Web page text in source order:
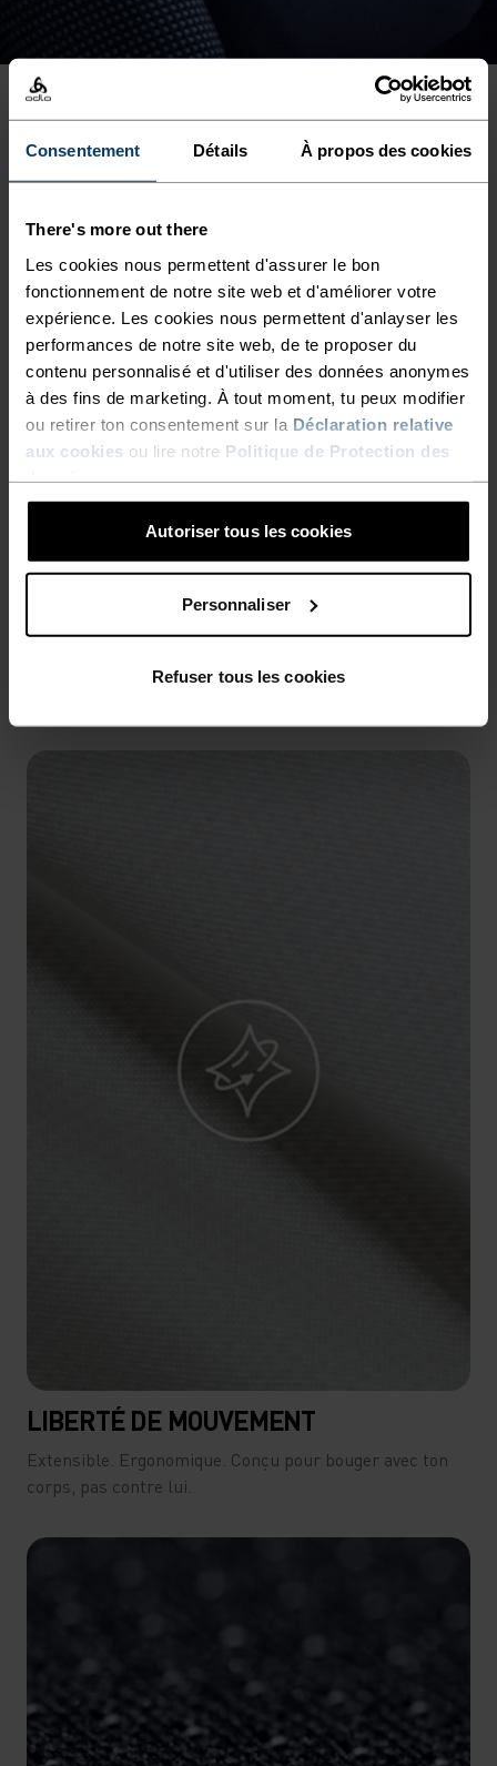
Consentement Détails À propos des cookies
There's more out there
Les cookies nous permettent d'assurer le bon
fonctionnement de notre site web et d'améliorer votre
expérience. Les cookies nous permettent d'anlayser les
performances de notre site web, de te proposer du
contenu personnalisé et d'utiliser des données anonymes
à des fins de marketing. À tout moment, tu peux modifier
ou retirer ton consentement sur la Déclaration relative
aux cookies ou lire notre Politique de Protection des
Autoriser tous les cookies
Personnaliser
Refuser tous les cookies
"Tellement confortable et
polyvalent. Pour les séances de
sport ou pour se détendre
après, vous me trouverez dans
cette tenue tout l'hiver."
Hélène Uzabiaga, athlète reawakened
AVANTAGES DU PRODUIT
LIBERTÉ DE MOUVEMENT
Extensible. Ergonomique. Conçu pour bouger avec ton
corps, pas contre lui.